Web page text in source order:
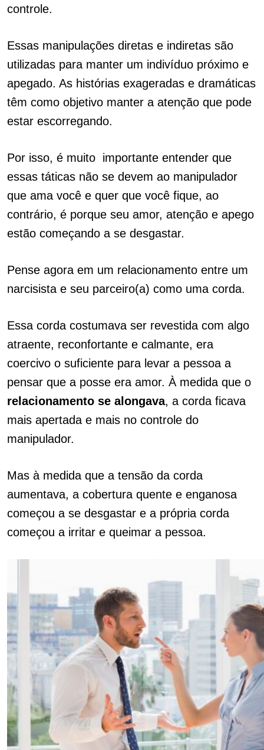
controle.
Essas manipulações diretas e indiretas são
utilizadas para manter um indivíduo próximo e
apegado. As histórias exageradas e dramáticas
têm como objetivo manter a atenção que pode
estar escorregando.
Por isso, é muito importante entender que
essas táticas não se devem ao manipulador
que ama você e quer que você fique, ao
contrário, é porque seu amor, atenção e apego
estão começando a se desgastar.
Pense agora em um relacionamento entre um
narcisista e seu parceiro(a) como uma corda.
Essa corda costumava ser revestida com algo
atraente, reconfortante e calmante, era
coercivo o suficiente para levar a pessoa a
pensar que a posse era amor. À medida que o
relacionamento se alongava, a corda ficava
mais apertada e mais no controle do
manipulador.
Mas à medida que a tensão da corda
aumentava, a cobertura quente e enganosa
começou a se desgastar e a própria corda
começou a irritar e queimar a pessoa.